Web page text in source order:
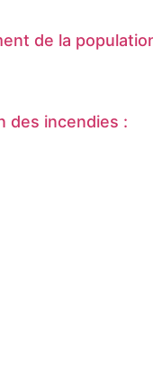
de la
des incendies :